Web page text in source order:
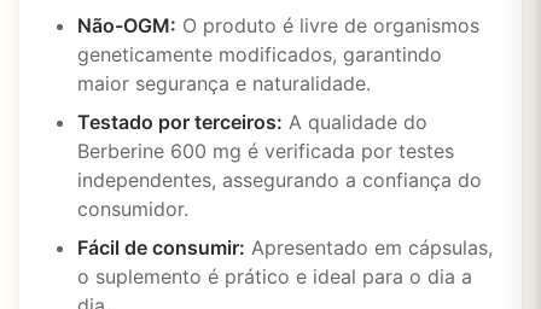
Não-OGM: O produto é livre de organismos
geneticamente modificados, garantindo
maior segurança e naturalidade.
Testado por terceiros: A qualidade do
Berberine 600 mg é verificada por testes
independentes, assegurando a confiança do
consumidor.
Fácil de consumir: Apresentado em cápsulas,
o suplemento é prático e ideal para o dia a